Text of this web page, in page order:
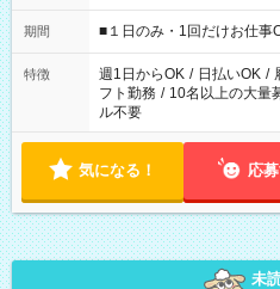
etc ★最短で3時間で5,120円のお仕事から 15時間で2万円近く稼
げるお仕事も！ ご希望のお時間に合わせてご紹介！ ※シフトは
ください！
期間 ■１日のみ・1回だけお仕事
特徴 週1日からOK / 日払いOK /
フト勤務 / 10名以上の大量
ル不要
気になる！ 応
未